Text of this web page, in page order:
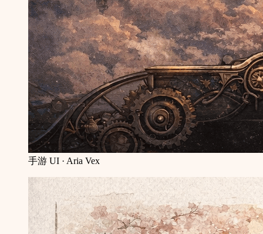
手游 UI · Aria Vex